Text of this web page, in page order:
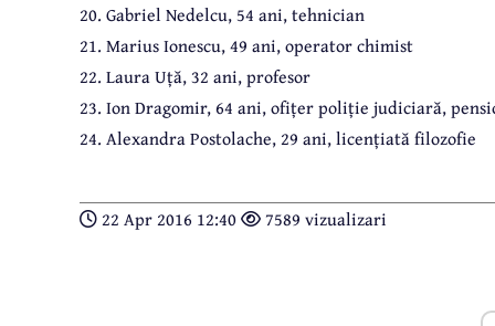
20. Gabriel Nedelcu, 54 ani, tehnician
21. Marius Ionescu, 49 ani, operator chimist
22. Laura Uță, 32 ani, profesor
23. Ion Dragomir, 64 ani, ofițer poliție judiciară,
24. Alexandra Postolache, 29 ani, licențiată filozofie
22 Apr 2016 12:40 7589 vizualizari